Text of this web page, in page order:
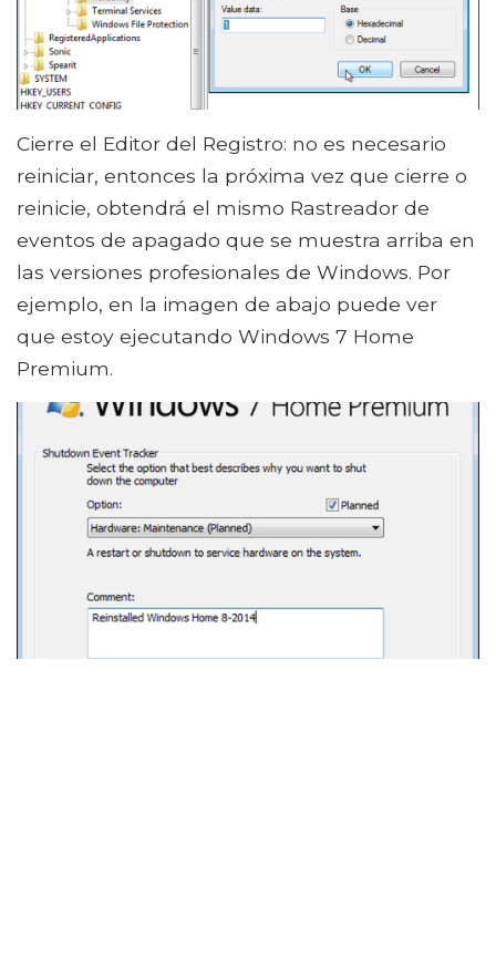
Cierre el Editor del Registro: no es necesario
reiniciar, entonces la próxima vez que cierre o
reinicie, obtendrá el mismo Rastreador de
eventos de apagado que se muestra arriba en
las versiones profesionales de Windows. Por
ejemplo, en la imagen de abajo puede ver
que estoy ejecutando Windows 7 Home
Premium.